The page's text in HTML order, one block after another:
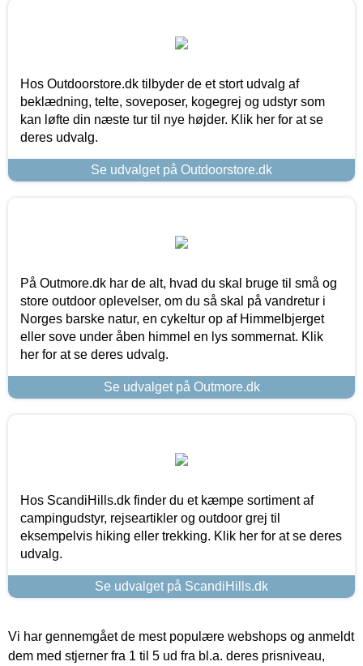
Hos Outdoorstore.dk tilbyder de et stort udvalg af
beklædning, telte, soveposer, kogegrej og udstyr som
kan løfte din næste tur til nye højder. Klik her for at se
deres udvalg.
Se udvalget på Outdoorstore.dk
På Outmore.dk har de alt, hvad du skal bruge til små og
store outdoor oplevelser, om du så skal på vandretur i
Norges barske natur, en cykeltur op af Himmelbjerget
eller sove under åben himmel en lys sommernat. Klik
her for at se deres udvalg.
Se udvalget på Outmore.dk
Hos ScandiHills.dk finder du et kæmpe sortiment af
campingudstyr, rejseartikler og outdoor grej til
eksempelvis hiking eller trekking. Klik her for at se deres
udvalg.
Se udvalget på ScandiHills.dk
Vi har gennemgået de mest populære webshops og anmeldt
dem med stjerner fra 1 til 5 ud fra bl.a. deres prisniveau,